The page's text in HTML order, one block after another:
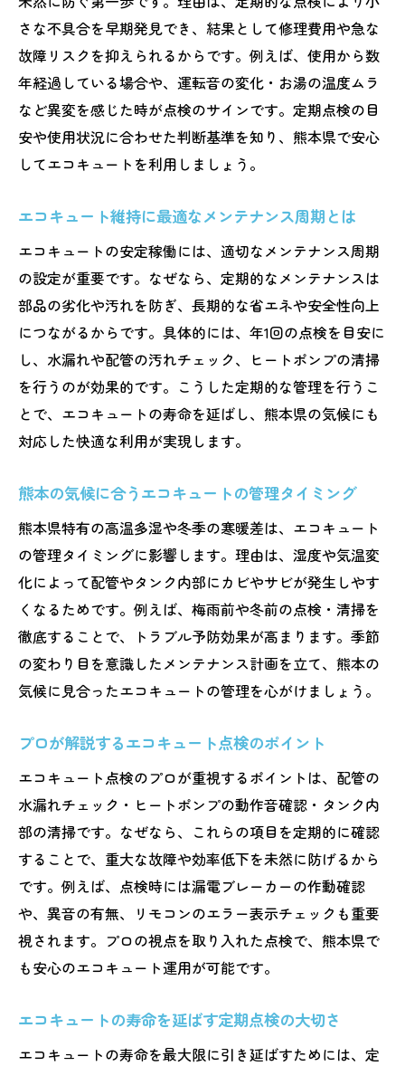
工事費込みの安心見積もりを得るコツ
熊本でのエコキュート交換手順と重要点
交換工事で失敗しないエコキュート選び
工事費込み見積もりを活かした節約術
エコキュート工事後のアフターケアとは
エコキュート補助金の最新情報をチェック
長持ちのコツと補助金活用術まとめ
補助金を活かしたエコキュート維持プラン
熊本の補助金制度で安心エコキュート生活
申請から利用までのエコキュート補助金手
順
さな不具合を早期発見でき、結果として修理費用や急な
故障リスクを抑えられるからです。例えば、使用から数
年経過している場合や、運転音の変化・お湯の温度ムラ
など異変を感じた時が点検のサインです。定期点検の目
安や使用状況に合わせた判断基準を知り、熊本県で安心
してエコキュートを利用しましょう。
エコキュート維持に最適なメンテナンス周期とは
エコキュートの安定稼働には、適切なメンテナンス周期
の設定が重要です。なぜなら、定期的なメンテナンスは
部品の劣化や汚れを防ぎ、長期的な省エネや安全性向上
につながるからです。具体的には、年1回の点検を目安に
し、水漏れや配管の汚れチェック、ヒートポンプの清掃
を行うのが効果的です。こうした定期的な管理を行うこ
とで、エコキュートの寿命を延ばし、熊本県の気候にも
対応した快適な利用が実現します。
熊本の気候に合うエコキュートの管理タイミング
熊本県特有の高温多湿や冬季の寒暖差は、エコキュート
の管理タイミングに影響します。理由は、湿度や気温変
化によって配管やタンク内部にカビやサビが発生しやす
くなるためです。例えば、梅雨前や冬前の点検・清掃を
徹底することで、トラブル予防効果が高まります。季節
の変わり目を意識したメンテナンス計画を立て、熊本の
気候に見合ったエコキュートの管理を心がけましょう。
プロが解説するエコキュート点検のポイント
エコキュート点検のプロが重視するポイントは、配管の
水漏れチェック・ヒートポンプの動作音確認・タンク内
部の清掃です。なぜなら、これらの項目を定期的に確認
することで、重大な故障や効率低下を未然に防げるから
です。例えば、点検時には漏電ブレーカーの作動確認
や、異音の有無、リモコンのエラー表示チェックも重要
視されます。プロの視点を取り入れた点検で、熊本県で
も安心のエコキュート運用が可能です。
エコキュートの寿命を延ばす定期点検の大切さ
エコキュートの寿命を最大限に引き延ばすためには、定